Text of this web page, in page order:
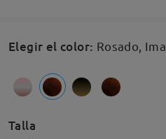
Elegir el color: Rosado,
Talla